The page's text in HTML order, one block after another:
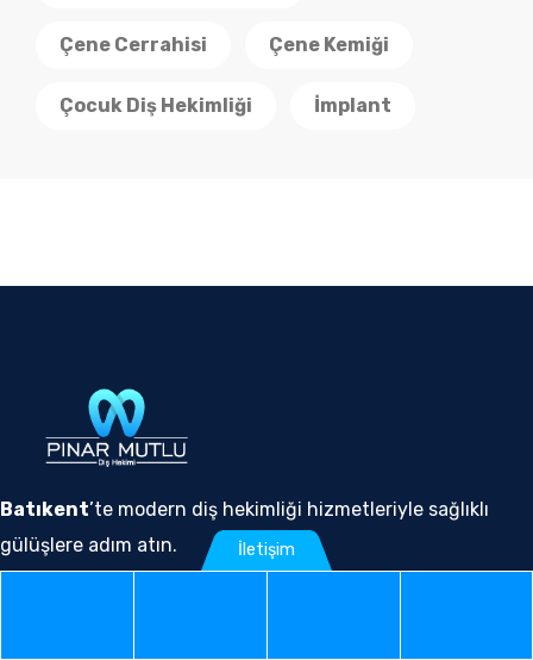
Çene Cerrahisi Çene Kemiği
Çocuk Diş Hekimliği İmplant
Batıkent’te modern diş hekimliği hizmetleriyle sağlıklı
gülüşlere adım atın.
İletişim